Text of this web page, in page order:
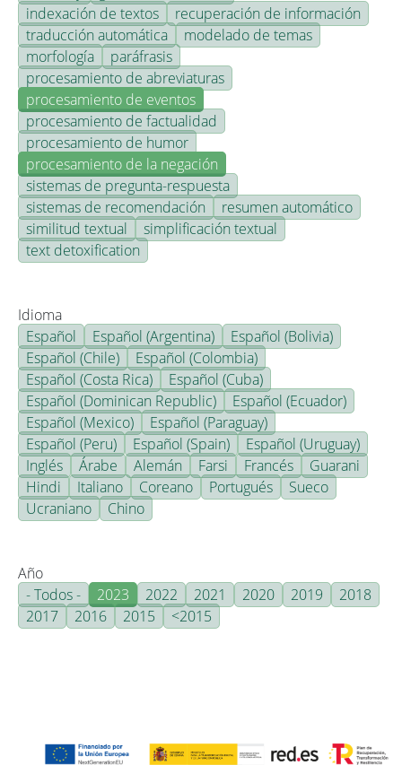
indexación de textos
recuperación de información
traducción automática
modelado de temas
morfología
paráfrasis
procesamiento de abreviaturas
procesamiento de eventos
procesamiento de factualidad
procesamiento de humor
procesamiento de la negación
sistemas de pregunta-respuesta
sistemas de recomendación
resumen automático
similitud textual
simplificación textual
text detoxification
Idioma
Español
Español (Argentina)
Español (Bolivia)
Español (Chile)
Español (Colombia)
Español (Costa Rica)
Español (Cuba)
Español (Dominican Republic)
Español (Ecuador)
Español (Mexico)
Español (Paraguay)
Español (Peru)
Español (Spain)
Español (Uruguay)
Inglés
Árabe Alemán Farsi Francés
Guarani
Hindi
Italiano Coreano Portugués
Sueco
Ucraniano
Chino
Año
- Todos -
2023 2022 2021 2020 2019
2018
2017
2016 2015 <2015